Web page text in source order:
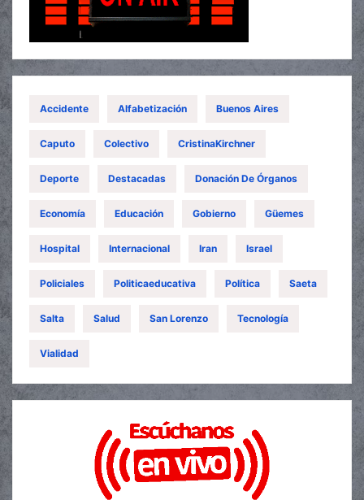
Accidente Alfabetización Buenos Aires
Caputo Colectivo CristinaKirchner
Deporte Destacadas Donación De Órganos
Economía Educación Gobierno Güemes
Hospital Internacional Iran Israel
Policiales Politicaeducativa Política Saeta
Salta Salud San Lorenzo Tecnología
Vialidad